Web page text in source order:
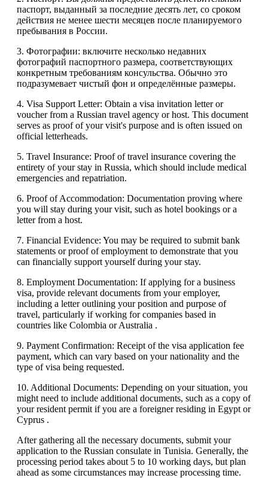
паспорт, выданный за последние десять лет, со сроком
действия не менее шести месяцев после планируемого
пребывания в России.
3. Фотографии: включите несколько недавних
фотографий паспортного размера, соответствующих
конкретным требованиям консульства. Обычно это
подразумевает чистый фон и определённые размеры.
4. Visa Support Letter: Obtain a visa invitation letter or
voucher from a Russian travel agency or host. This document
serves as proof of your visit's purpose and is often issued on
official letterheads.
5. Travel Insurance: Proof of travel insurance covering the
entirety of your stay in Russia, which should include medical
emergencies and repatriation.
6. Proof of Accommodation: Documentation proving where
you will stay during your visit, such as hotel bookings or a
letter from a host.
7. Financial Evidence: You may be required to submit bank
statements or proof of employment to demonstrate that you
can financially support yourself during your stay.
8. Employment Documentation: If applying for a business
visa, provide relevant documents from your employer,
including a letter outlining your position and purpose of
travel, particularly if working for companies based in
countries like Colombia or Australia .
9. Payment Confirmation: Receipt of the visa application fee
payment, which can vary based on your nationality and the
type of visa being requested.
10. Additional Documents: Depending on your situation, you
might need to include additional documents, such as a copy of
your resident permit if you are a foreigner residing in Egypt or
Cyprus .
After gathering all the necessary documents, submit your
application to the Russian consulate in Tunisia. Generally, the
processing period takes about 5 to 10 working days, but plan
ahead as some circumstances may increase processing time.